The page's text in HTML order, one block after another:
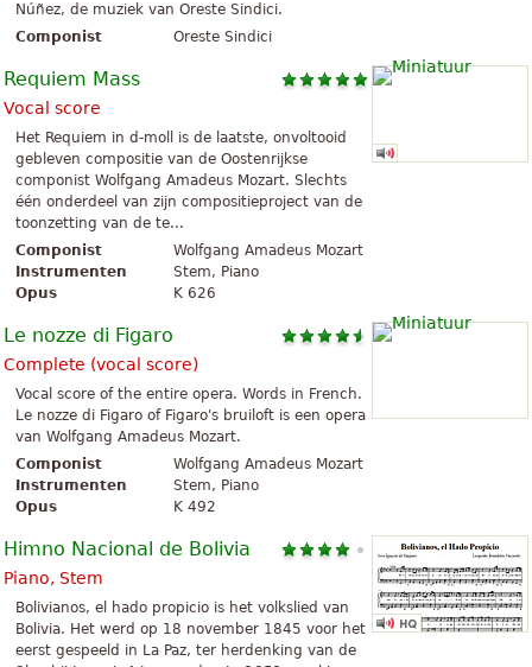
Núñez, de muziek van Oreste Sindici.
Componist
Oreste Sindici
Requiem Mass
Vocal score
Het Requiem in d-moll is de laatste, onvoltooid
gebleven compositie van de Oostenrijkse
componist Wolfgang Amadeus Mozart. Slechts
één onderdeel van zijn compositieproject van de
toonzetting van de te...
Componist
Wolfgang Amadeus Mozart
Instrumenten
Stem, Piano
Opus
K 626
Le nozze di Figaro
Complete (vocal score)
Vocal score of the entire opera. Words in French.
Le nozze di Figaro of Figaro's bruiloft is een opera
van Wolfgang Amadeus Mozart.
Componist
Wolfgang Amadeus Mozart
Instrumenten
Stem, Piano
Opus
K 492
Himno Nacional de Bolivia
Piano, Stem
Bolivianos, el hado propicio is het volkslied van
Bolivia. Het werd op 18 november 1845 voor het
eerst gespeeld in La Paz, ter herdenking van de